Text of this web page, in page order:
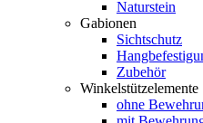
Naturstein
Gabionen
Sichtschutz
Zubehör
Winkelstützelemente
ohne